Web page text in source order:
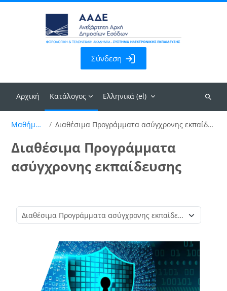
Σύνδεση
Αρχική Κατάλογος Ελληνικά ‎(el)‎
Μαθήματα Διαθέσιμα Προγράμματα ασύγχρονης εκπαίδευσης
Διαθέσιμα Προγράμματα
ασύγχρονης εκπαίδευσης
Κατηγορίες μαθημάτων